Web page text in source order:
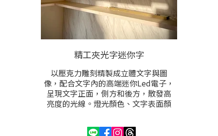
精工夾光字迷你字
以壓克力雕刻精製成立體文字與圖
像，配合文字內的高端迷你Led電子，
呈現文字正面，側方和後方，散發高
亮度的光線。燈光顏色、文字表面顏